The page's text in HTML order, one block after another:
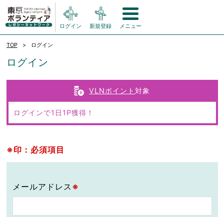
ログイン 新規登録 メニュー
TOP ログイン
ログイン
VLNポイント 対象
ログインで1日1P獲得！
※印：必須項目
メールアドレス ※